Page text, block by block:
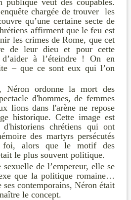
chargée de trouver les
qu’une certaine secte de
affirment que le feu est
les crimes de Rome, que cet
de leur dieu et pour cette
à l’éteindre ! On en
– que ce sont eux qui l’on
Néron ordonne la mort des
d'hommes, de femmes
lions dans l'arène ne repose
historique. Cette image est
chrétiens qui ont
des martyrs persécutés
alors que le motif des
le plus souvent politique.
de l’empereur, elle se
que la politique romaine…
ses contemporains, Néron était
le concept.